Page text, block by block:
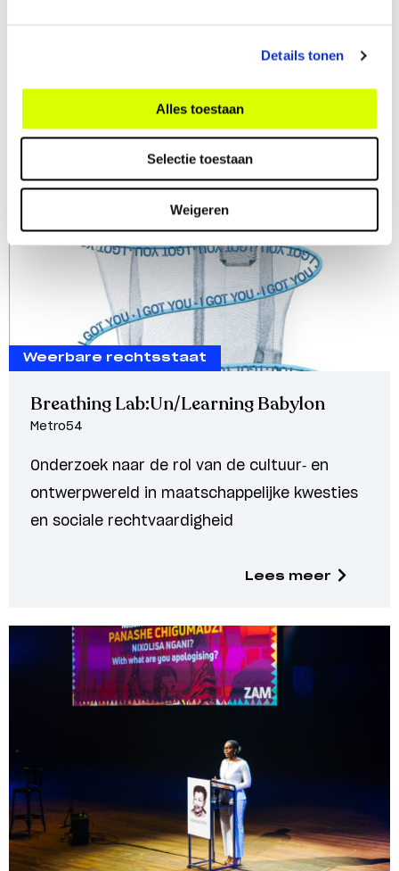
Details tonen
Alles toestaan
Selectie toestaan
Weigeren
Weerbare rechtsstaat
Breathing Lab:Un/Learning Babylon
Metro54
Onderzoek naar de rol van de cultuur- en
ontwerpwereld in maatschappelijke kwesties
en sociale rechtvaardigheid
Lees meer